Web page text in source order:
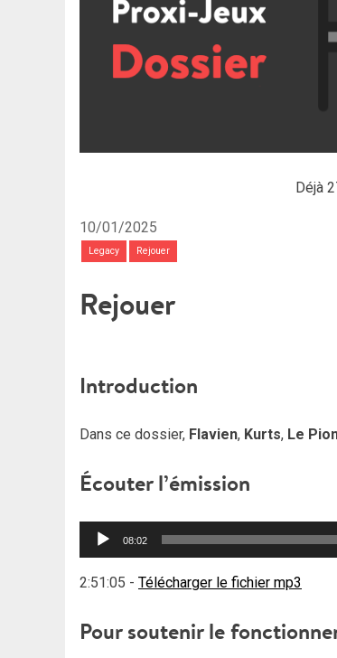
Déjà
10/01/2025
Legacy Rejouer
Rejouer
Introduction
Dans ce dossier, Flavien, Kurts, Le
Écouter l’émission
Lecteur
08:02
2:51:05 - Télécharger le fichier mp3
Pour soutenir le